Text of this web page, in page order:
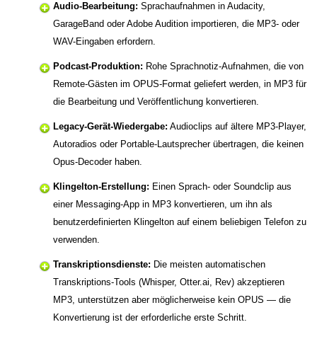
Audio-Bearbeitung: Sprachaufnahmen in Audacity,
GarageBand oder Adobe Audition importieren, die MP3- oder
WAV-Eingaben erfordern.
Podcast-Produktion: Rohe Sprachnotiz-Aufnahmen, die von
Remote-Gästen im OPUS-Format geliefert werden, in MP3 für
die Bearbeitung und Veröffentlichung konvertieren.
Legacy-Gerät-Wiedergabe: Audioclips auf ältere MP3-Player,
Autoradios oder Portable-Lautsprecher übertragen, die keinen
Opus-Decoder haben.
Klingelton-Erstellung: Einen Sprach- oder Soundclip aus
einer Messaging-App in MP3 konvertieren, um ihn als
benutzerdefinierten Klingelton auf einem beliebigen Telefon zu
verwenden.
Transkriptionsdienste: Die meisten automatischen
Transkriptions-Tools (Whisper, Otter.ai, Rev) akzeptieren
MP3, unterstützen aber möglicherweise kein OPUS — die
Konvertierung ist der erforderliche erste Schritt.